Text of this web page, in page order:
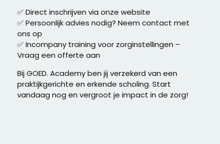
✅ Direct inschrijven via onze website
✅ Persoonlijk advies nodig? Neem contact met
ons op
✅ Incompany training voor zorginstellingen –
Vraag een offerte aan
Bij GOED. Academy ben jij verzekerd van een
praktijkgerichte en erkende scholing. Start
vandaag nog en vergroot je impact in de zorg!